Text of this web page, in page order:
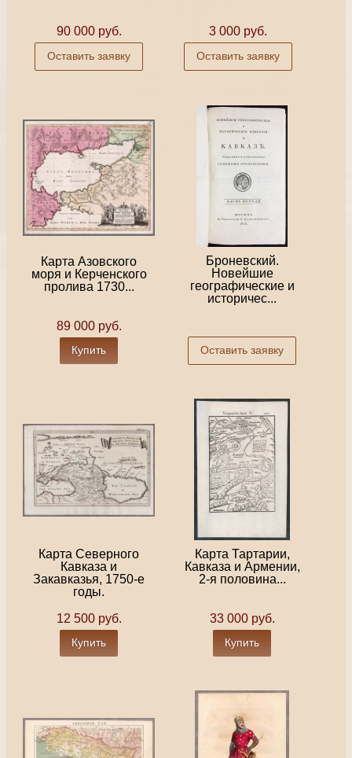
90 000 руб.
Оставить заявку
3 000 руб.
Оставить заявку
Карта Азовского
моря и Керченского
пролива 1730...
89 000 руб.
Купить
Броневский.
Новейшие
географические и
историчес...
Оставить заявку
Карта Северного
Кавказа и
Закавказья, 1750-е
годы.
12 500 руб.
Купить
Карта Тартарии,
Кавказа и Армении,
2-я половина...
33 000 руб.
Купить